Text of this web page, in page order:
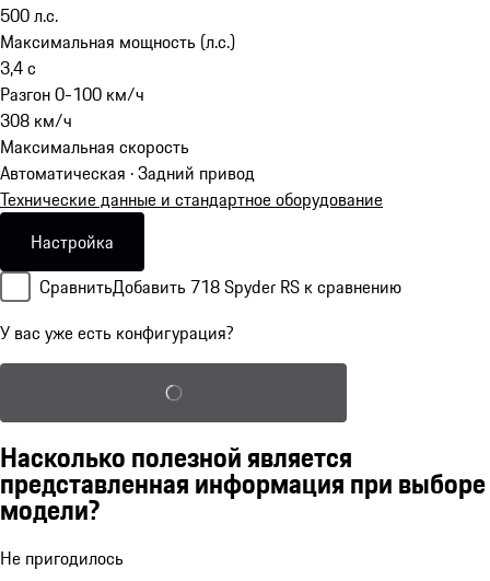
500л.с.
Максимальная мощность (л.с.)
3,4с
Разгон 0-100 км/ч
308 км/ч
Максимальная скорость
Автоматическая · Задний привод
Технические данные и стандартное оборудование
Настройка
СравнитьДобавить 718 Spyder RS к сравнению
У вас уже есть конфигурация?
Загрузка сохраненной конфигурации
Насколько полезной является
представленная информация при выборе
модели?
Не пригодилось